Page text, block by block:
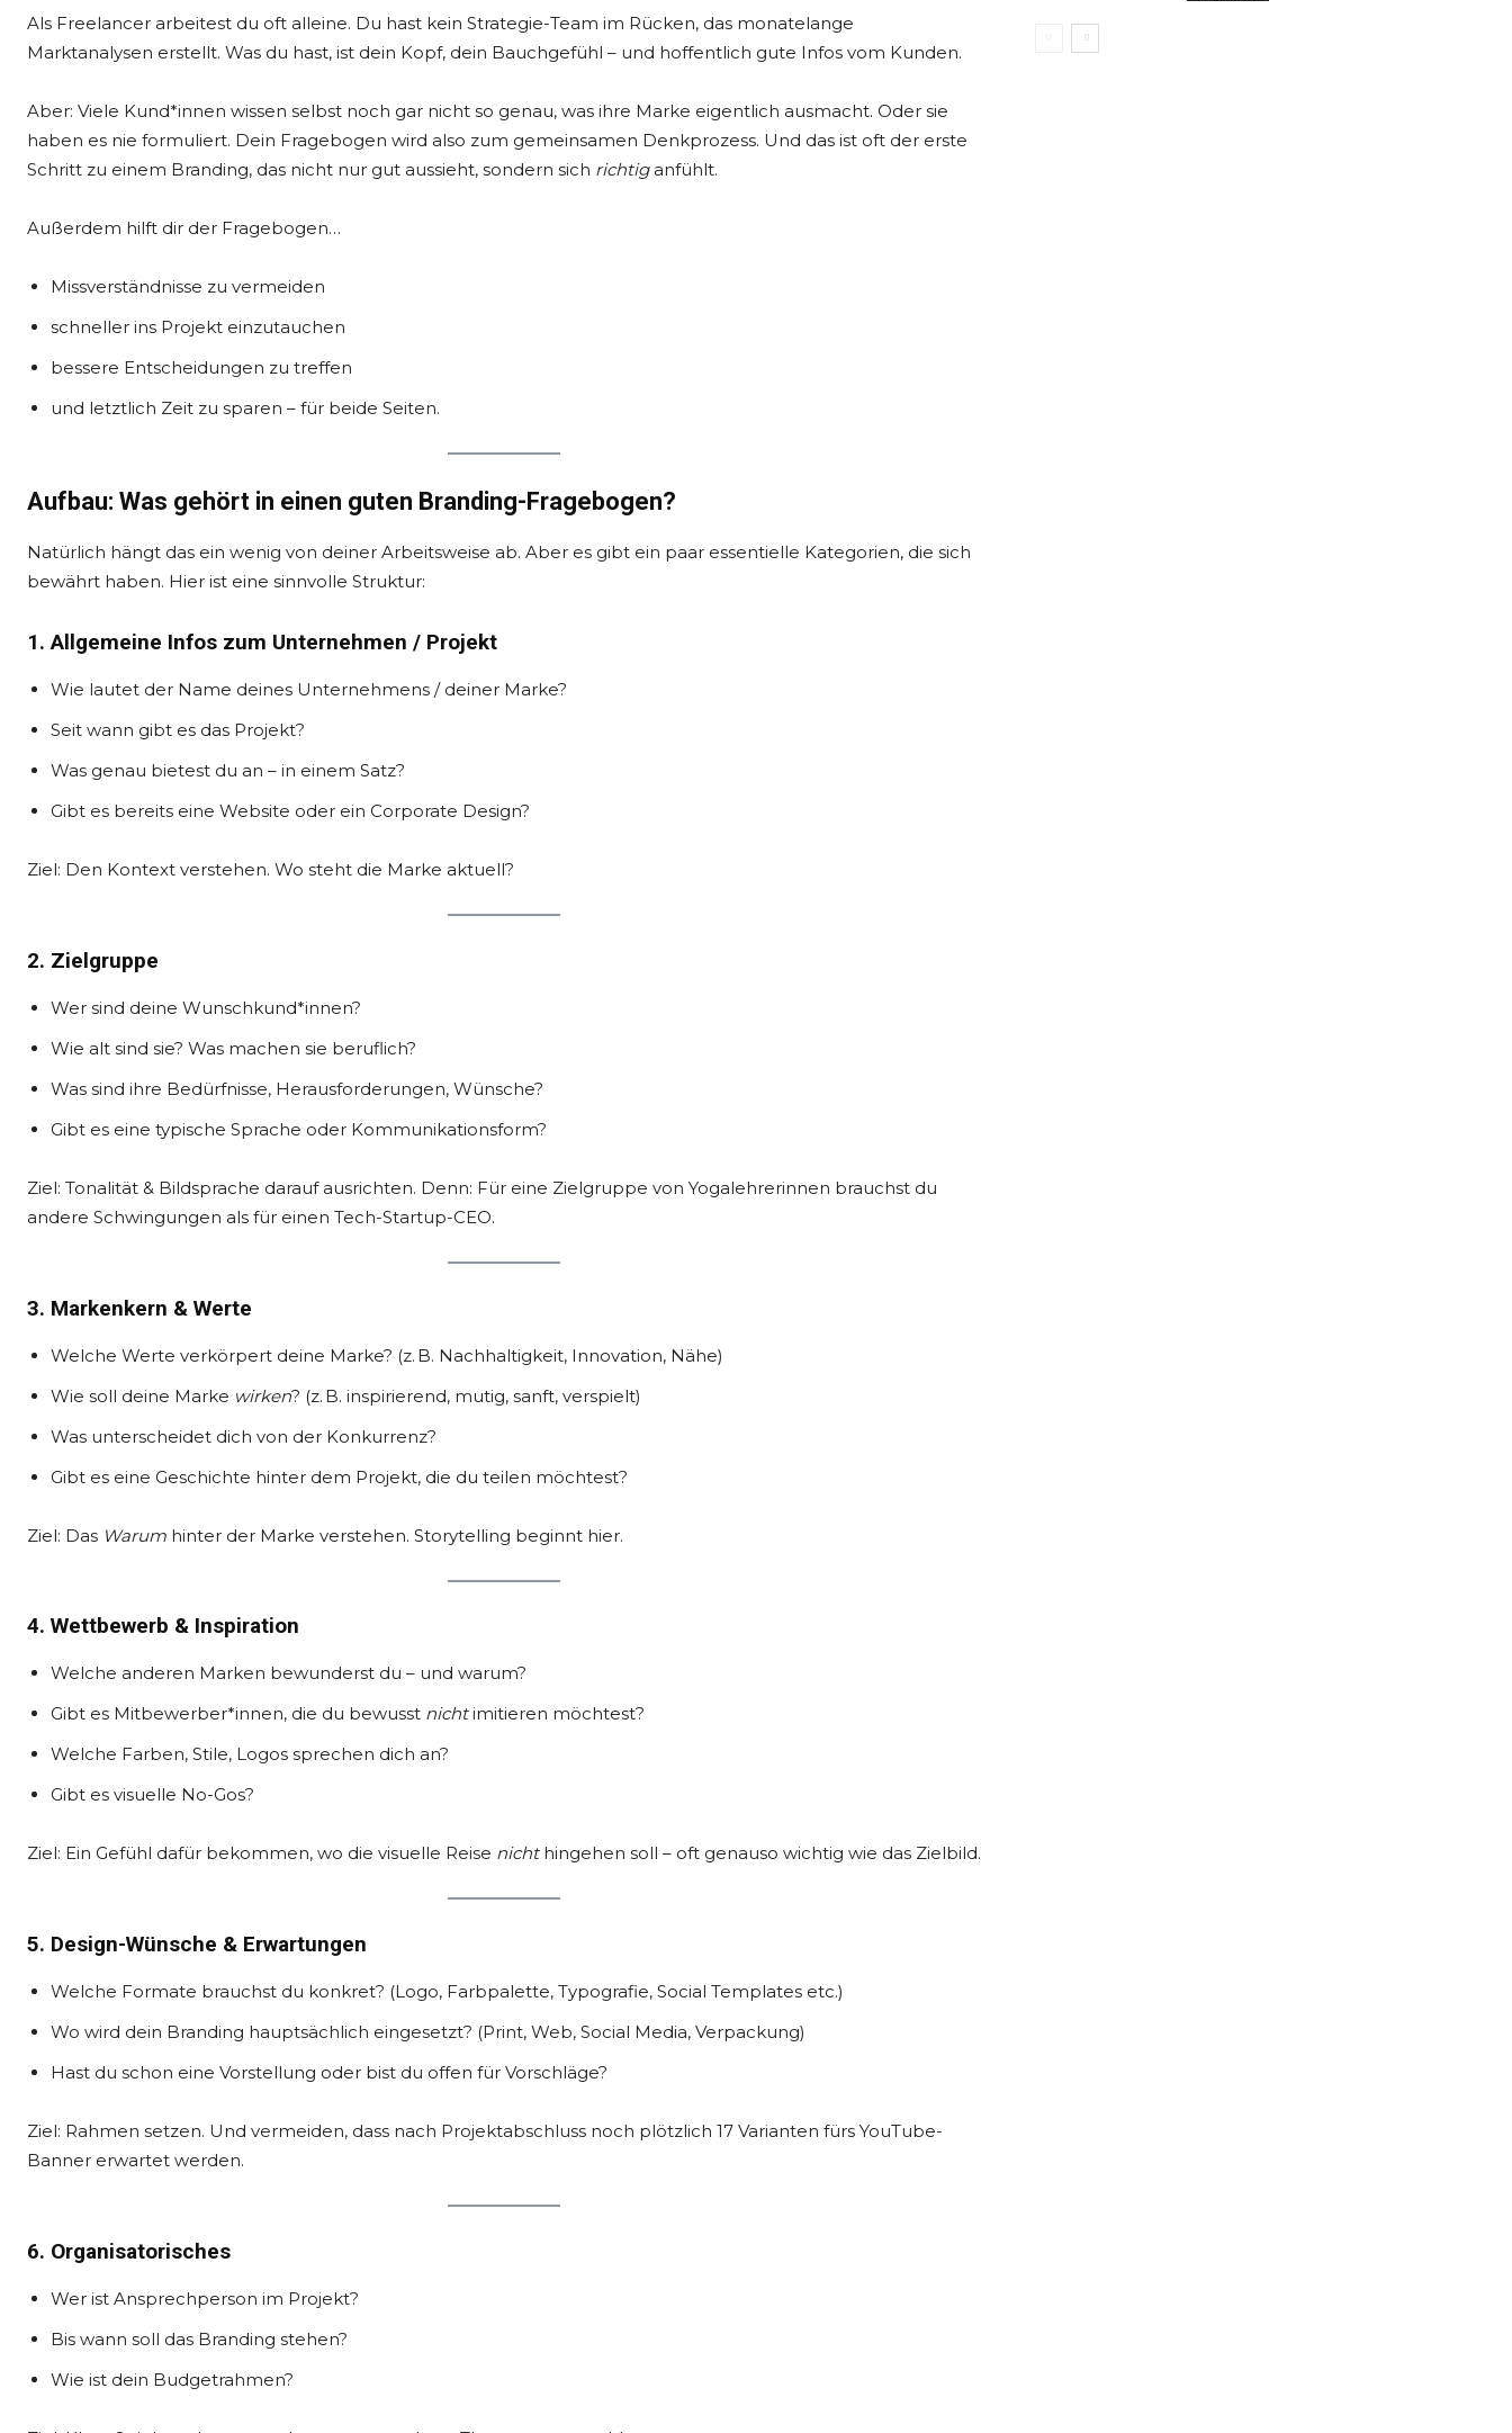
Als Freelancer arbeitest du oft alleine. Du hast kein Strategie-Team im Rücken, das monatelange
Marktanalysen erstellt. Was du hast, ist dein Kopf, dein Bauchgefühl – und hoffentlich gute Infos vom Kunden.
Aber: Viele Kund*innen wissen selbst noch gar nicht so genau, was ihre Marke eigentlich ausmacht. Oder sie
haben es nie formuliert. Dein Fragebogen wird also zum gemeinsamen Denkprozess. Und das ist oft der erste
Schritt zu einem Branding, das nicht nur gut aussieht, sondern sich richtiganfühlt.
Außerdem hilft dir der Fragebogen…
Missverständnisse zu vermeiden
schneller ins Projekt einzutauchen
bessere Entscheidungen zu treffen
und letztlich Zeit zu sparen – für beide Seiten.
Aufbau: Was gehört in einen guten Branding-Fragebogen?
Natürlich hängt das ein wenig von deiner Arbeitsweise ab. Aber es gibt ein paar essentielle Kategorien, die sich
bewährt haben. Hier ist eine sinnvolle Struktur:
1. Allgemeine Infos zum Unternehmen / Projekt
Wie lautet der Name deines Unternehmens / deiner Marke?
Seit wann gibt es das Projekt?
Was genau bietest du an – in einem Satz?
Gibt es bereits eine Website oder ein Corporate Design?
Ziel: Den Kontext verstehen. Wo steht die Marke aktuell?
2. Zielgruppe
Wer sind deine Wunschkund*innen?
Wie alt sind sie? Was machen sie beruflich?
Was sind ihre Bedürfnisse, Herausforderungen, Wünsche?
Gibt es eine typische Sprache oder Kommunikationsform?
Ziel: Tonalität & Bildsprache darauf ausrichten. Denn: Für eine Zielgruppe von Yogalehrerinnen brauchst du
andere Schwingungen als für einen Tech-Startup-CEO.
3. Markenkern & Werte
Welche Werte verkörpert deine Marke? (z. B. Nachhaltigkeit, Innovation, Nähe)
Wie soll deine Marke wirken? (z. B. inspirierend, mutig, sanft, verspielt)
Was unterscheidet dich von der Konkurrenz?
Gibt es eine Geschichte hinter dem Projekt, die du teilen möchtest?
Ziel: Das Warum hinter der Marke verstehen. Storytelling beginnt hier.
4. Wettbewerb & Inspiration
Welche anderen Marken bewunderst du – und warum?
Gibt es Mitbewerber*innen, die du bewusst nichtimitieren möchtest?
Welche Farben, Stile, Logos sprechen dich an?
Gibt es visuelle No-Gos?
Ziel: Ein Gefühl dafür bekommen, wo die visuelle Reise nichthingehen soll – oft genauso wichtig wie das Zielbild.
5. Design-Wünsche & Erwartungen
Welche Formate brauchst du konkret? (Logo, Farbpalette, Typografie, Social Templates etc.)
Wo wird dein Branding hauptsächlich eingesetzt? (Print, Web, Social Media, Verpackung)
Hast du schon eine Vorstellung oder bist du offen für Vorschläge?
Ziel: Rahmen setzen. Und vermeiden, dass nach Projektabschluss noch plötzlich 17 Varianten fürs YouTube-
Banner erwartet werden.
6. Organisatorisches
Wer ist Ansprechperson im Projekt?
Bis wann soll das Branding stehen?
Wie ist dein Budgetrahmen?